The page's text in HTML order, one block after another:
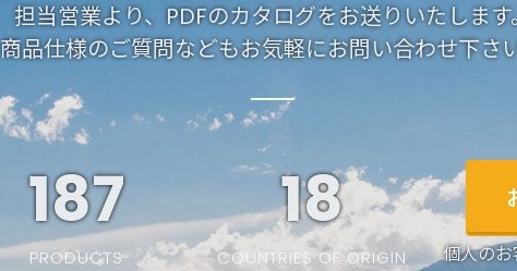
担当営業より、PDFのカタログをお送りいたします
商品仕様のご質問などもお気軽にお問い合わせ下さ
187
PRODUCTS
19
COUNTRIES OF ORIGIN 個人の